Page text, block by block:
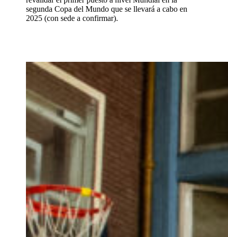
segunda Copa del Mundo que se llevará a cabo en
2025 (con sede a confirmar).